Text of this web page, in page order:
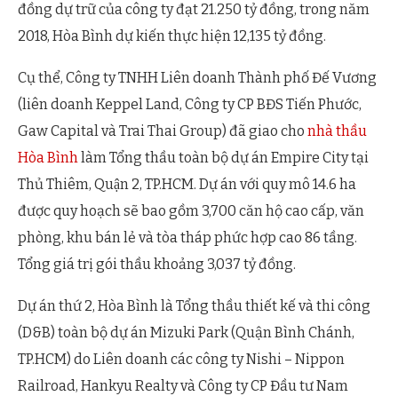
đồng dự trữ của công ty đạt 21.250 tỷ đồng, trong năm
2018, Hòa Bình dự kiến thực hiện 12,135 tỷ đồng.
Cụ thể, Công ty TNHH Liên doanh Thành phố Đế Vương
(liên doanh Keppel Land, Công ty CP BĐS Tiến Phước,
Gaw Capital và Trai Thai Group) đã giao cho nhà thầu
Hòa Bìnhlàm Tổng thầu toàn bộ dự án Empire City tại
Thủ Thiêm, Quận 2, TP.HCM. Dự án với quy mô 14.6 ha
được quy hoạch sẽ bao gồm 3,700 căn hộ cao cấp, văn
phòng, khu bán lẻ và tòa tháp phức hợp cao 86 tầng.
Tổng giá trị gói thầu khoảng 3,037 tỷ đồng.
Dự án thứ 2, Hòa Bình là Tổng thầu thiết kế và thi công
(D&B) toàn bộ dự án Mizuki Park (Quận Bình Chánh,
TP.HCM) do Liên doanh các công ty Nishi – Nippon
Railroad, Hankyu Realty và Công ty CP Đầu tư Nam